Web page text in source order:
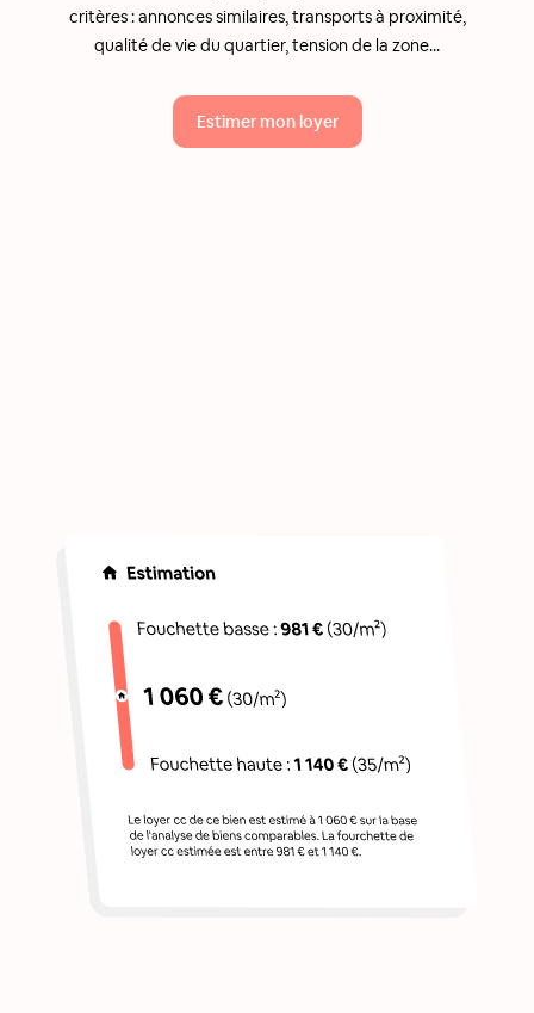
critères : annonces similaires, transports à proximité,
qualité de vie du quartier, tension de la zone...
Estimer mon loyer